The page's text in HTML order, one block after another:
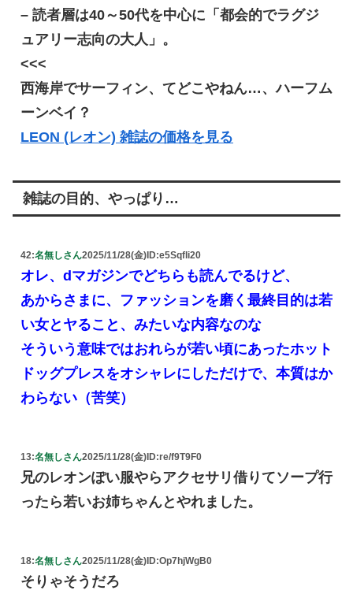
– 読者層は40～50代を中心に「都会的でラグジ
ュアリー志向の大人」。
<<<
西海岸でサーフィン、てどこやねん…、ハーフム
ーンベイ？
LEON (レオン) 雑誌の価格を見る
雑誌の目的、やっぱり…
42:名無しさん2025/11/28(金) ID:e5SqfIi20
オレ、dマガジンでどちらも読んでるけど、
あからさまに、ファッションを磨く最終目的は若
い女とヤること、みたいな内容なのな
そういう意味ではおれらが若い頃にあったホット
ドッグプレスをオシャレにしただけで、本質はか
わらない（苦笑）
13:名無しさん2025/11/28(金) ID:re/f9T9F0
兄のレオンぽい服やらアクセサリ借りてソープ行
ったら若いお姉ちゃんとやれました。
18:名無しさん2025/11/28(金) ID:Op7hjWgB0
そりゃそうだろ